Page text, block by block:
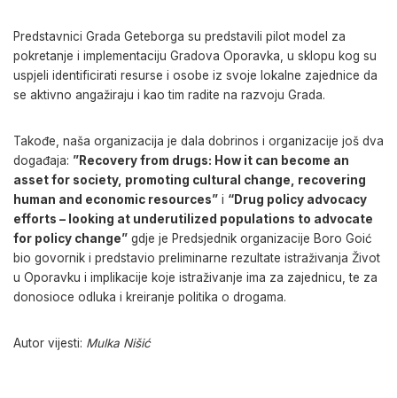
Predstavnici Grada Geteborga su predstavili pilot model za
pokretanje i implementaciju Gradova Oporavka, u sklopu kog su
uspjeli identificirati resurse i osobe iz svoje lokalne zajednice da
se aktivno angažiraju i kao tim radite na razvoju Grada.
Takođe, naša organizacija je dala dobrinos i organizacije još dva
događaja: ”Recovery from drugs: How it can become an
asset for society, promoting cultural change, recovering
human and economic resources” i “Drug policy advocacy
efforts – looking at underutilized populations to advocate
for policy change” gdje je Predsjednik organizacije Boro Goić
bio govornik i predstavio preliminarne rezultate istraživanja Život
u Oporavku i implikacije koje istraživanje ima za zajednicu, te za
donosioce odluka i kreiranje politika o drogama.
Autor vijesti: Mulka Nišić